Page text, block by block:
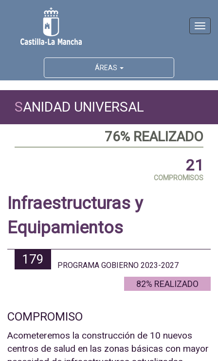
ÁREAS
SANIDAD UNIVERSAL
76% REALIZADO
21
COMPROMISOS
Infraestructuras y
Equipamientos
179 PROGRAMA GOBIERNO 2023-2027
85% REALIZADO
COMPROMISO
Acometeremos la construcción de 10 nuevos
centros de salud en las zonas básicas con mayor